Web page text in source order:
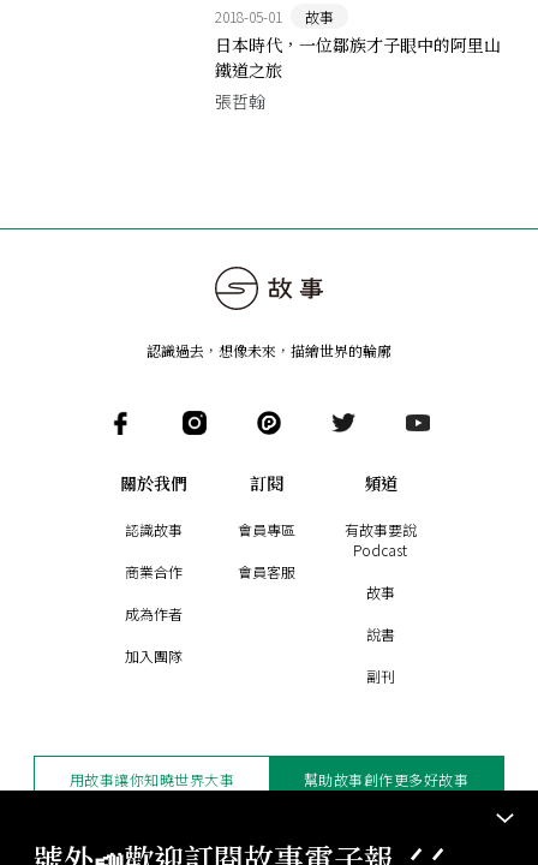
2018-05-01 故事
日本時代，一位鄒族才子眼中的阿里山
鐵道之旅
張哲翰
認識過去，想像未來 ， 描繪世界的輪廓
關於我們
認識故事
商業合作
成為作者
加入團隊
訂閱
會員專區
會員客服
頻道
有故事要說
Podcast
故事
說書
副刊
用故事讓你知曉世界大事 幫助故事創作更多好故事